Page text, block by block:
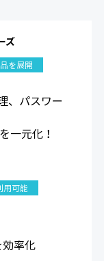
ズ
を展開
、パスワー
一元化！
用可能
率化